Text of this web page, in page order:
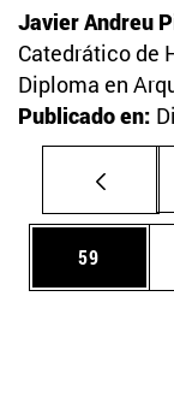
Javier Andreu
Catedrático de
Diploma en
Publicado en:
Página
59